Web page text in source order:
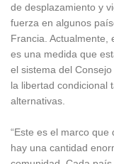
de desplazamiento y
fuerza en algunos
Francia. Actualmente,
es una medida que
el sistema del
la libertad condicional
alternativas.
“Este es el marco que
hay una cantidad